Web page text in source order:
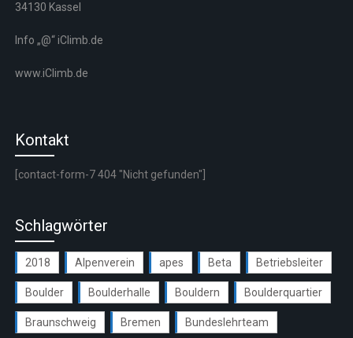
34130 Kassel
Info „@“ iClimb.de
www.iClimb.de
Kontakt
[contact-form-7 404 "Nicht gefunden"]
Schlagwörter
2018 Alpenverein apes Beta Betriebsleiter
Boulder Boulderhalle Bouldern Boulderquartier
Braunschweig Bremen Bundeslehrteam